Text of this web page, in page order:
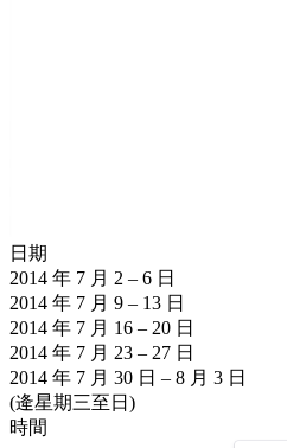
日期
2014 年 7 月 2 – 6 日
2014 年 7 月 9 – 13 日
2014 年 7 月 16 – 20 日
2014 年 7 月 23 – 27 日
2014 年 7 月 30 日 – 8 月 3 日
(逄星期三至日)
時間